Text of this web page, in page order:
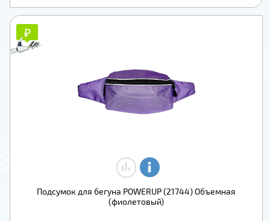
₽
₽
Подсумок для бегуна POWERUP (21744) Объемная
(фиолетовый)